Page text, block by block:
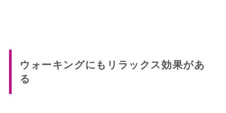
ウォーキングにもリラックス効果があ
る